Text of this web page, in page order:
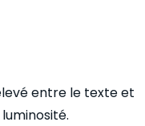
entre le texte et